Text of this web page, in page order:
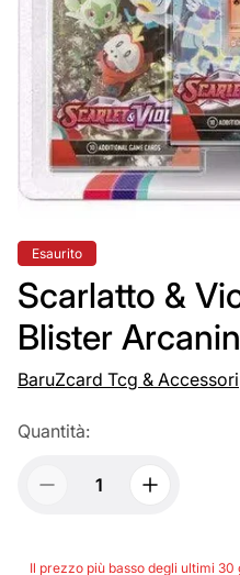
Etichetta
del
prodotto:
Esaurito
Scarlatto &
Blister
BaruZcard Tcg & Accessori
Quantità:
Il prezzo più basso degli ultimi 30